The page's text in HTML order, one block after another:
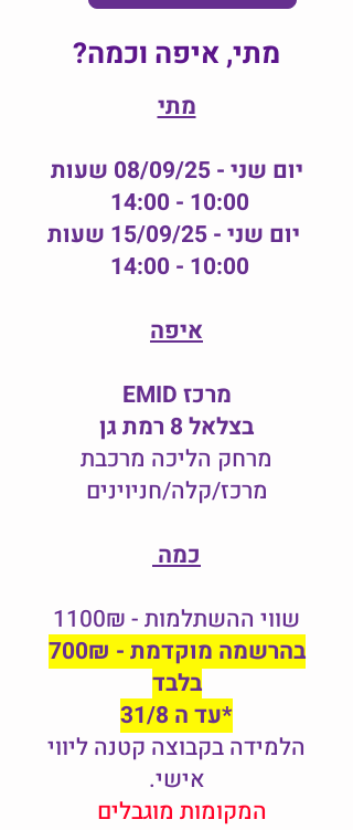
מתי, איפה וכמה?
מתי
יום שני - 08/09/25 שעות
10:00 - 14:00
יום שני - 15/09/25 שעות
10:00 - 14:00
איפה
מרכז EMID
בצלאל 8 רמת גן
מרחק הליכה מרכבת
מרכז/קלה/חניוינים
כמה
שווי ההשתלמות - 1100₪
בהרשמה מוקדמת - 700₪
בלבד
*עד ה 31/8
הלמידה בקבוצה קטנה ליווי
אישי.
המקומות מוגבלים